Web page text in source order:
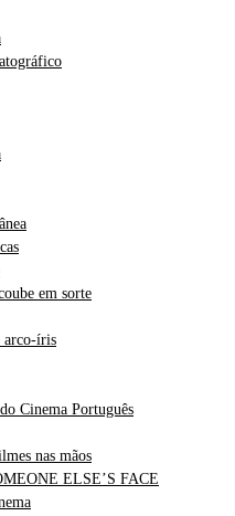
em sorte
arco-íris
Cinema Português
nas mãos
ELSE’S FACE